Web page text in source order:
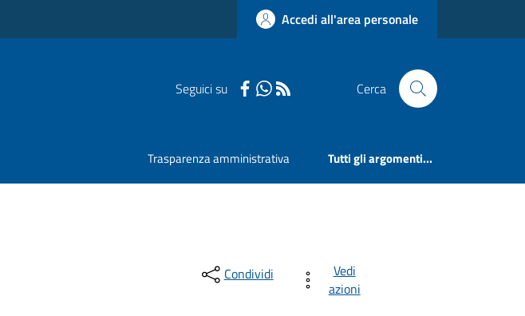
Accedi all'area personale
Seguici su Cerca
Trasparenza amministrativa Tutti gli argomenti...
Condividi
Vedi
azioni